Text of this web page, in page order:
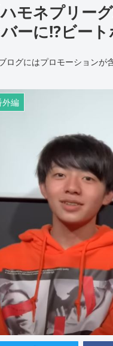
ハモネプリー
ーに⁉ビー
ログにはプロモーションが
外編